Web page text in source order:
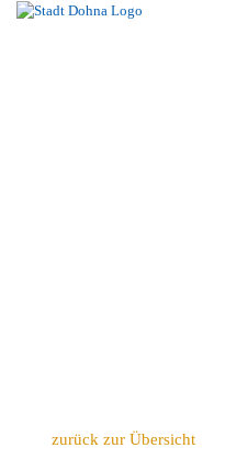
zurück zur Übersicht